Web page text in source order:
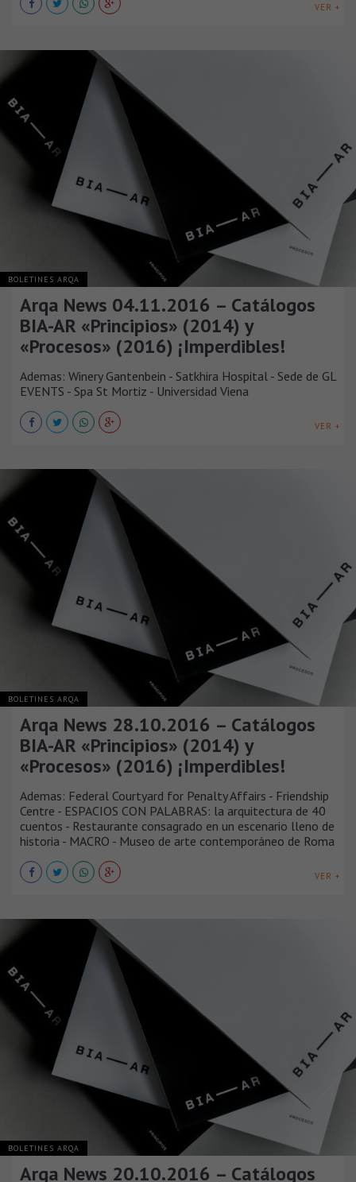
VER +
BOLETINES ARQA
Arqa News 04.11.2016 – Catálogos
BIA-AR «Principios» (2014) y
«Procesos» (2016) ¡Imperdibles!
Ademas: Winery Gantenbein - Satkhira Hospital - Sede de GL
EVENTS - Spa St Mortiz - Universidad Viena
VER +
BOLETINES ARQA
Arqa News 28.10.2016 – Catálogos
BIA-AR «Principios» (2014) y
«Procesos» (2016) ¡Imperdibles!
Ademas: Federal Courtyard for Penalty Affairs - Friendship
Centre - ESPACIOS CON PALABRAS: la arquitectura de 40
cuentos - Restaurante consagrado en un escenario lleno de
historia - MACRO - Museo de arte contemporáneo de Roma
VER +
BOLETINES ARQA
Arqa News 20.10.2016 – Catálogos